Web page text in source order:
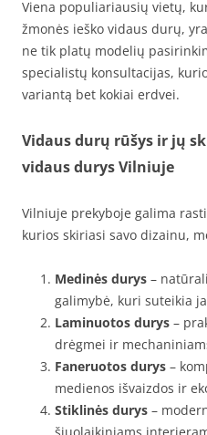
Viena populiariausių vietų,
žmonės ieško vidaus durų, yra
ne tik platų modelių
specialistų konsultacijas,
variantą bet kokiai erdvei.
Vidaus durų rūšys ir jų
vidaus durys Vilniuje
Vilniuje prekyboje galima
kurios skiriasi savo dizainu,
Medinės durys –
galimybė, kuri suteikia
Laminuotos durys –
drėgmei ir
Faneruotos durys –
medienos išvaizdos ir
Stiklinės durys –